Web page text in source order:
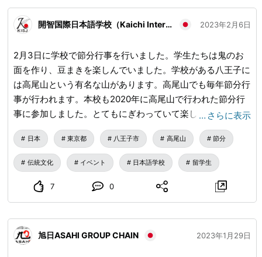
ス:大山ケーブルカー「阿夫利神社駅」下車】 ■日向薬師
（ひなたやくし） 正式名称「日向山 宝城坊（ひなたさん ほ
本三薬師の一つです。 江戸時代末までは、「日向山 霊山寺
（りょうぜんじ）」と呼ばれ、お坊さんたちが霊地で苦行を
積む、日向修験の拠点になっていました。 例年9月中旬に
は、日向薬師周辺で彼岸花が咲き多くの人が訪れます。 日
向薬師は、参道の金剛力士像をはじめ見どころ満載！ 文化
財を収蔵するために造られた施設である「宝殿」では、国指
定8件、県指定2件の歴史ある23躯の仏像を見ることが可
能。 また、茅葺き屋根が特徴の本殿「薬師堂」も、国指定
公園 公園、市民緑地合わせて約13haある広大な園内には、
遊歩道や芝生広場が広がり、自然に癒されながら、ゆったり
とした時間を満喫いただけます。 遊歩道が整備されている
為、小さなお子様でも安心してハイキングが楽しめます。
開智国際日本語学校（Kaichi International School of Japanese） 2023年2月6日
2月3日に学校で節分行事を行いました。学生たちは鬼のお
面を作り、豆まきを楽しんでいました。学校がある八王子に
は高尾山という有名な山があります。高尾山でも毎年節分行
事が行われます。本校も2020年に高尾山で行われた節分行
事に参加しました。とてもにぎわっていて楽しいイベントで
した。 2月3日に学校で節分行事を行いました。学生たちは
鬼のお面を作り、豆まきを楽しんでいました。学校がある八
王子には高尾山という有名な山があります。高尾山でも毎年
節分行事が行われます。本校も2020年に高尾山で行われた
節分行事に参加しました。とてもにぎわっていて楽しいイベ
ントでした。
… さらに表示
日本 東京都 八王子市 高尾山 節分
伝統文化 イベント 日本語学校 留学生
7 0
旭日ASAHI GROUP CHAIN 2023年1月29日